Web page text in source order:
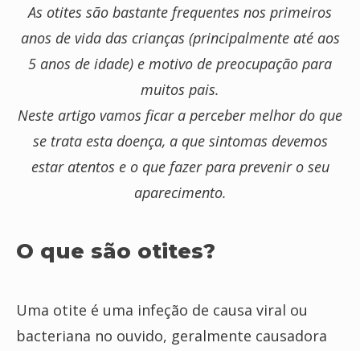
As otites são bastante frequentes nos primeiros
anos de vida das crianças (principalmente até aos
5 anos de idade) e motivo de preocupação para
muitos pais.
Neste artigo vamos ficar a perceber melhor do que
se trata esta doença, a que sintomas devemos
estar atentos e o que fazer para prevenir o seu
aparecimento.
O que são otites?
Uma otite é uma infeção de causa viral ou
bacteriana no ouvido, geralmente causadora